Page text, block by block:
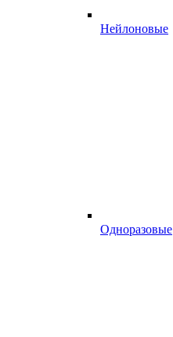
Нейлоновые
Одноразовые